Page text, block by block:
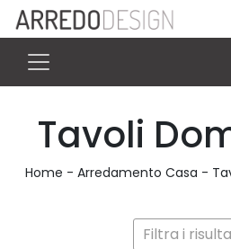
Tavoli
Home - Arredamento Casa -
Filtra i